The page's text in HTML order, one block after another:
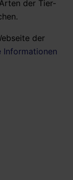
der Tier-
der
Informationen